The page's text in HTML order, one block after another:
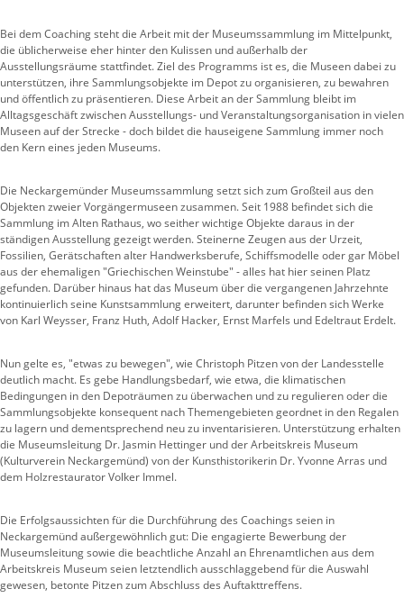
Bei dem Coaching steht die Arbeit mit der Museumssammlung im Mittelpunkt,
die üblicherweise eher hinter den Kulissen und außerhalb der
Ausstellungsräume stattfindet. Ziel des Programms ist es, die Museen dabei zu
unterstützen, ihre Sammlungsobjekte im Depot zu organisieren, zu bewahren
und öffentlich zu präsentieren. Diese Arbeit an der Sammlung bleibt im
Alltagsgeschäft zwischen Ausstellungs- und Veranstaltungsorganisation in vielen
Museen auf der Strecke - doch bildet die hauseigene Sammlung immer noch
den Kern eines jeden Museums.
Die Neckargemünder Museumssammlung setzt sich zum Großteil aus den
Objekten zweier Vorgängermuseen zusammen. Seit 1988 befindet sich die
Sammlung im Alten Rathaus, wo seither wichtige Objekte daraus in der
ständigen Ausstellung gezeigt werden. Steinerne Zeugen aus der Urzeit,
Fossilien, Gerätschaften alter Handwerksberufe, Schiffsmodelle oder gar Möbel
aus der ehemaligen "Griechischen Weinstube" - alles hat hier seinen Platz
gefunden. Darüber hinaus hat das Museum über die vergangenen Jahrzehnte
kontinuierlich seine Kunstsammlung erweitert, darunter befinden sich Werke
von Karl Weysser, Franz Huth, Adolf Hacker, Ernst Marfels und Edeltraut Erdelt.
Nun gelte es, "etwas zu bewegen", wie Christoph Pitzen von der Landesstelle
deutlich macht. Es gebe Handlungsbedarf, wie etwa, die klimatischen
Bedingungen in den Depoträumen zu überwachen und zu regulieren oder die
Sammlungsobjekte konsequent nach Themengebieten geordnet in den Regalen
zu lagern und dementsprechend neu zu inventarisieren. Unterstützung erhalten
die Museumsleitung Dr. Jasmin Hettinger und der Arbeitskreis Museum
(Kulturverein Neckargemünd) von der Kunsthistorikerin Dr. Yvonne Arras und
dem Holzrestaurator Volker Immel.
Die Erfolgsaussichten für die Durchführung des Coachings seien in
Neckargemünd außergewöhnlich gut: Die engagierte Bewerbung der
Museumsleitung sowie die beachtliche Anzahl an Ehrenamtlichen aus dem
Arbeitskreis Museum seien letztendlich ausschlaggebend für die Auswahl
gewesen, betonte Pitzen zum Abschluss des Auftakttreffens.